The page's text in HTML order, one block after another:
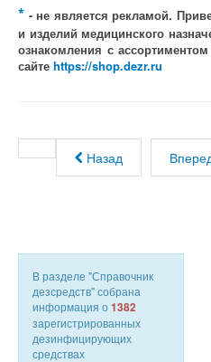
* - не является рекламой.
и изделий медицинского
ознакомления с
сайте https://shop.dezr.ru
Назад
В разделе "Справочник
дезсредств" собрана
информация о 1382
зарегистрированных
дезинфицирующих
средствах